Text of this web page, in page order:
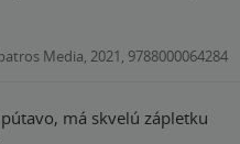
když se ztratil, změnil se
vyhledat v naší
takovýchto hraček, a to
Media, 2021, 9788000064284
má skvelú zápletku